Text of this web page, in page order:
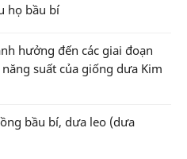
họ bầu bí
hưởng đến các giai đoạn
suất của giống dưa Kim
bầu bí, dưa leo (dưa